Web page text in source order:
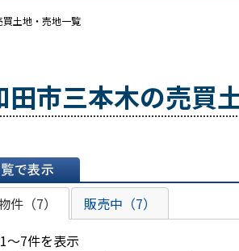
土地・売地一覧
田市三本木の売買
示
件（7）
販売中（7）
～7件を表示